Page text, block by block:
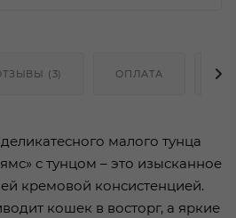
(3) ОПЛАТА
малого тунца
с тунцом – это изысканное
кремовой консистенцией.
кошек в восторг, а яркие